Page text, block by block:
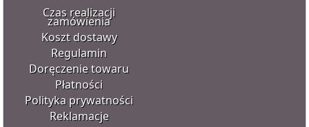
Czas realizacji
zamówienia
Koszt dostawy
Regulamin
Doręczenie towaru
Płatności
Polityka prywatności
Reklamacje